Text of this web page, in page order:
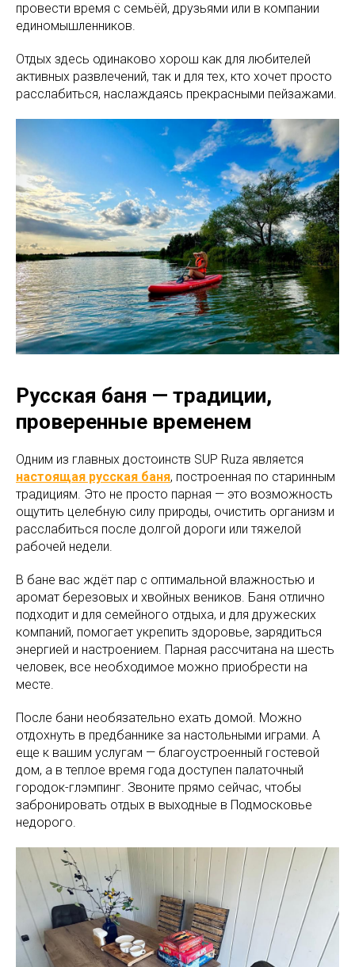
провести время с семьёй, друзьями или в компании
единомышленников.
Отдых здесь одинаково хорош как для любителей
активных развлечений, так и для тех, кто хочет просто
расслабиться, наслаждаясь прекрасными пейзажами.
Русская баня — традиции,
проверенные временем
Одним из главных достоинств SUP Ruza является
настоящая русская баня, построенная по старинным
традициям. Это не просто парная — это возможность
ощутить целебную силу природы, очистить организм и
расслабиться после долгой дороги или тяжелой
рабочей недели.
В бане вас ждёт пар с оптимальной влажностью и
аромат березовых и хвойных веников. Баня отлично
подходит и для семейного отдыха, и для дружеских
компаний, помогает укрепить здоровье, зарядиться
энергией и настроением. Парная рассчитана на шесть
человек, все необходимое можно приобрести на
месте.
После бани необязательно ехать домой. Можно
отдохнуть в предбаннике за настольными играми. А
еще к вашим услугам — благоустроенный гостевой
дом, а в теплое время года доступен палаточный
городок-глэмпинг. Звоните прямо сейчас, чтобы
забронировать отдых в выходные в Подмосковье
недорого.